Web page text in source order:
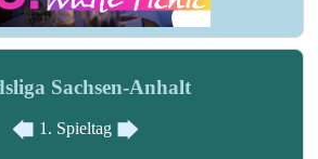
Sachsen-Anhalt
1. Spieltag